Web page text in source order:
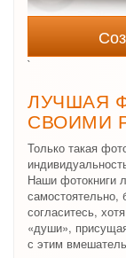
`
ЛУЧШАЯ
СВОИМИ
Только такая
Наши фотокниги
самостоятельно,
согласитесь,
«души»,
с этим